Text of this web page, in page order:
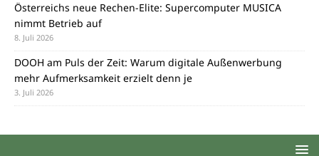
Österreichs neue Rechen-Elite: Supercomputer MUSICA
nimmt Betrieb auf
8. Juli 2026
DOOH am Puls der Zeit: Warum digitale Außenwerbung
mehr Aufmerksamkeit erzielt denn je
3. Juli 2026